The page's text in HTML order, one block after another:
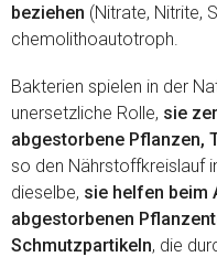
beziehen (Nitrate, Nitrite,
chemolithoautotroph.
Bakterien spielen in der
unersetzliche Rolle, sie
abgestorbene Pflanzen,
so den Nährstoffkreislauf
dieselbe, sie helfen beim
abgestorbenen
Schmutzpartikeln, die